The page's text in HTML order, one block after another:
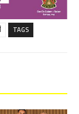
TAGS